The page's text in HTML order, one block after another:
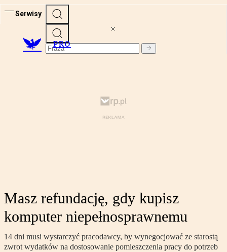
Serwisy
PRO
Masz refundację, gdy kupisz
komputer niepełnosprawnemu
14 dni musi wystarczyć pracodawcy, by wynegocjować ze starostą
zwrot wydatków na dostosowanie pomieszczenia pracy do potrzeb